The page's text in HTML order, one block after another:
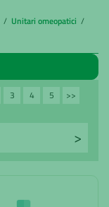
/ Unitari omeopatici /
3 4 5 >>Avanti